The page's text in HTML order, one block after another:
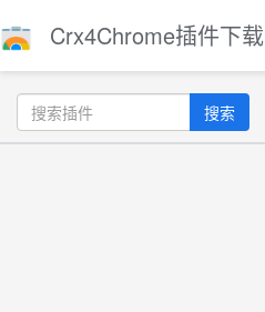
Crx4Chrome插件下载
搜索